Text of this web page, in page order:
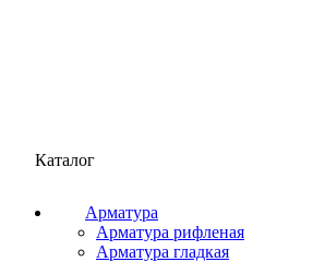
Каталог
Арматура
Арматура рифленая
Арматура гладкая